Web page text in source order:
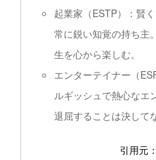
起業家（ESTP）：賢
常に鋭い知覚の持ち主
生を心から楽しむ。
エンターテイナー（
ルギッシュで熱心なエ
退屈することは決して
引用元